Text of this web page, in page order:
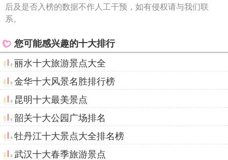
后及是否入榜的数据不作人工干预，如有侵权请与我们联
系。
您可能感兴趣的十大排行
丽水十大旅游景点大全
金华十大风景名胜排行榜
昆明十大最美景点
韶关十大公园广场排名
牡丹江十大景点大全排名榜
武汉十大春季旅游景点